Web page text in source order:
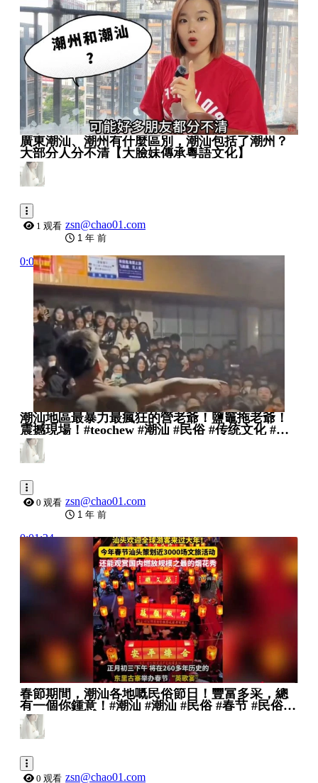
廣東潮汕、潮州有什麼區別，潮汕包括了潮州？
大部分人分不清【大臉妹傳承粵語文化】
1 观看 zsn@chao01.com
1 年 前
0:08:01
潮汕地區最暴力最瘋狂的營老爺！鹽竈拖老爺！
震撼現場！#teochew #潮汕 #民俗 #传统文化 #潮
汕民俗
0 观看 zsn@chao01.com
1 年 前
0:01:24
春節期間，潮汕各地嘅民俗節日！豐富多采，總
有一個你鍾意！#潮汕 #潮汕 #民俗 #春节 #民俗文
化 #旅游
0 观看 zsn@chao01.com